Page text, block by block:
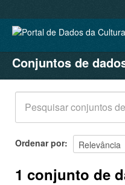
CONJUNTOS DE DADOS
ORGANIZAÇÕES
GRUPOS
SOBRE
Conjuntos de
Ordenar por
1 conjunto de